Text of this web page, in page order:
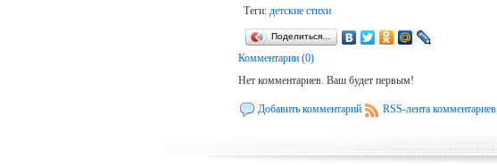
Теги:детские стихи
Поделиться…
Комментарии (0)
Нет комментариев. Ваш будет первым!
Добавить комментарий RSS-лента комментариев